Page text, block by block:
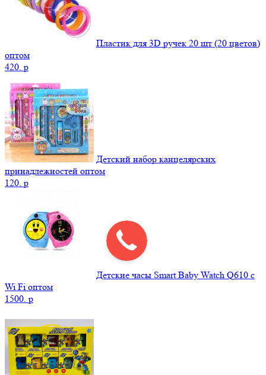
Пластик для 3D ручек 20 шт (20 цветов)
оптом
420. p
Детский набор канцелярских
принадлежностей оптом
120. p
Детские часы Smart Baby Watch Q610 с
Wi Fi оптом
1500. p